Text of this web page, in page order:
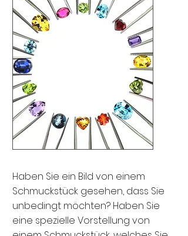
Haben Sie ein Bild von einem
Schmuckstück gesehen, dass Sie
unbedingt möchten? Haben Sie
eine spezielle Vorstellung von